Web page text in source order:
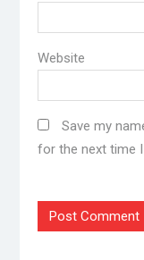
Website
Save my
for the next time